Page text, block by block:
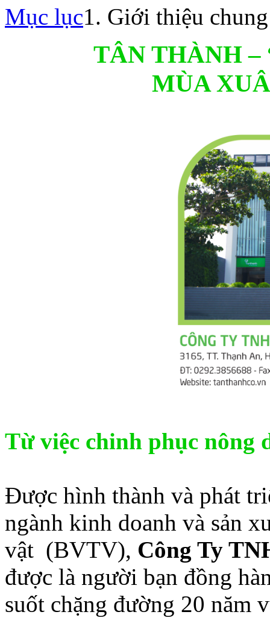
Mục lục1. Giới thiệu chung
TÂN THÀNH –
MÙA
Từ việc chinh phục nông
Được hình thành và phát
ngành kinh doanh và sản
vật (BVTV), Công Ty
được là người bạn đồng
suốt chặng đường 20 năm